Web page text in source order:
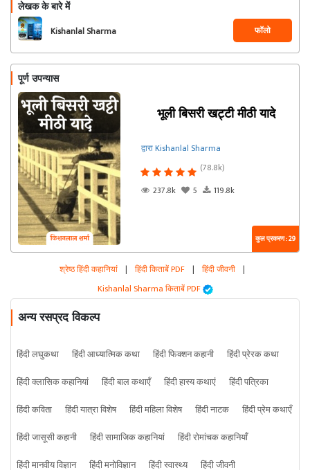
लेखक के बारे में
Kishanlal Sharma फॉलो
पूर्ण उपन्यास
भूली बिसरी खट्टी मीठी यादे
द्वारा Kishanlal Sharma
(78.8k)
237.8k
5 119.8k
कुल प्रकरण : 29
श्रेष्ठ हिंदी कहानियां | हिंदी किताबें PDF | हिंदी जीवनी |
Kishanlal Sharma किताबें PDF
अन्य रसप्रद विकल्प
हिंदी लघुकथा हिंदी आध्यात्मिक कथा हिंदी फिक्शन कहानी
हिंदी प्रेरक कथा
हिंदी क्लासिक कहानियां
हिंदी बाल कथाएँ हिंदी हास्य कथाएं
हिंदी पत्रिका
हिंदी कविता
हिंदी यात्रा विशेष हिंदी महिला विशेष हिंदी नाटक
हिंदी प्रेम कथाएँ
हिंदी जासूसी कहानी
हिंदी सामाजिक कहानियां
हिंदी रोमांचक कहानियाँ
हिंदी मानवीय विज्ञान
हिंदी मनोविज्ञान हिंदी स्वास्थ्य हिंदी जीवनी